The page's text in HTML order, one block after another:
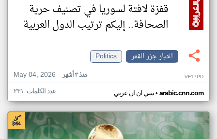
قفزة لافتة لسوريا في تصنيف حرية
الصحافة.. إليكم ترتيب الدول العربية
اخبار جزر القمر
Politics
May 04, 2026
منذ ٣ أشهر VF17PD
سي ان ان عربي• arabic.cnn.com عدد الكلمات: ٢٣١